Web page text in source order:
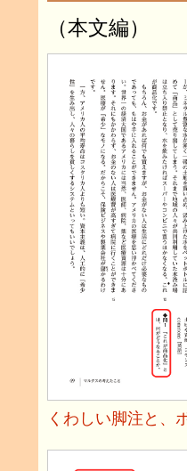
（本文編）
くわしい脚注と、